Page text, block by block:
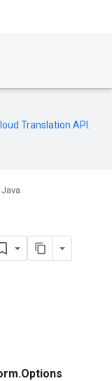
Translation API
Java